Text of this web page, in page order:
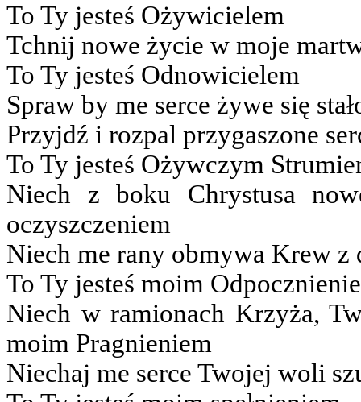
To Ty jesteś Ożywicielem
Tchnij nowe życie w moje
To Ty jesteś Odnowicielem
Spraw by me serce żywe się
Przyjdź i rozpal przygaszone
To Ty jesteś Ożywczym
Niech z boku Chrystusa
oczyszczeniem
Niech me rany obmywa Krew z
To Ty jesteś moim
Niech w ramionach Krzyża,
moim Pragnieniem
Niechaj me serce Twojej woli